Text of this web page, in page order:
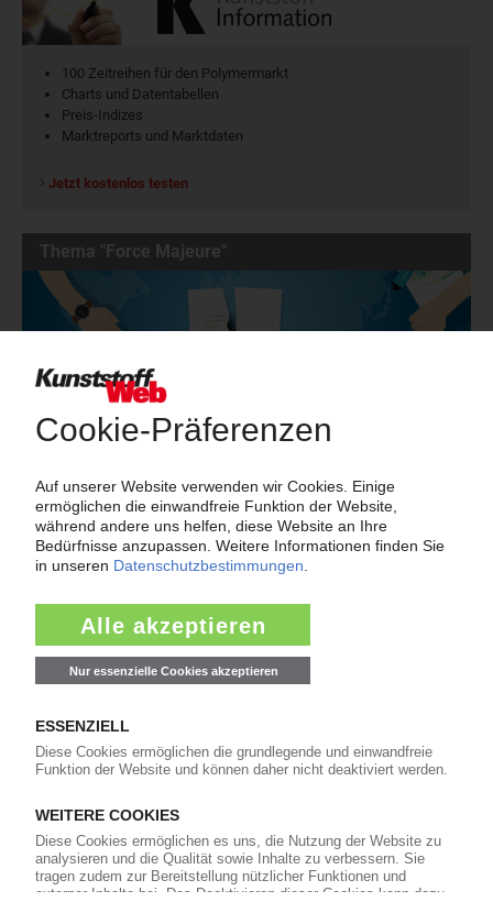
100 Zeitreihen für den Polymermarkt
Charts und Datentabellen
Preis-Indizes
Marktreports und Marktdaten
Jetzt kostenlos testen
Thema "Force Majeure"
Force Majeure in der Kunststoffindustrie
wenn der Lieferant nicht mehr liefert – Informationen zum
Themenkomplex Force Majeure, Corona und Kunststoff-
Preisentwicklung sowie Tipps für die Praxis.
Über das KunststoffWeb
Als einer der Internet-Pioniere der Kunststoffindustrie